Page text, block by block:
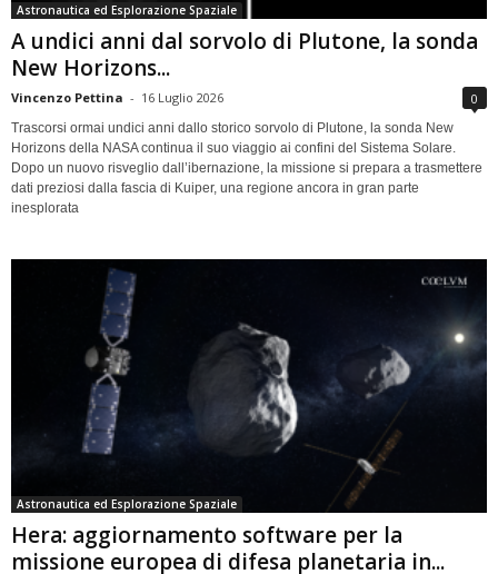
Astronautica ed Esplorazione Spaziale
A undici anni dal sorvolo di Plutone, la sonda
New Horizons...
Vincenzo Pettina - 16 Luglio 2026 0
Trascorsi ormai undici anni dallo storico sorvolo di Plutone, la sonda New
Horizons della NASA continua il suo viaggio ai confini del Sistema Solare.
Dopo un nuovo risveglio dall’ibernazione, la missione si prepara a trasmettere
dati preziosi dalla fascia di Kuiper, una regione ancora in gran parte
inesplorata
Astronautica ed Esplorazione Spaziale
Hera: aggiornamento software per la
missione europea di difesa planetaria in...